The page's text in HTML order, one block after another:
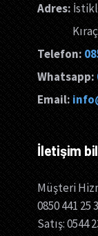
Adres:
Telefon:
Whatsapp:
Email:
İletişim
Müşteri
0850 441 25
Satış: 0544